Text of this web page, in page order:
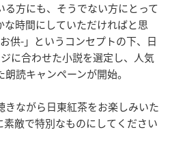
方にも、そうでない方にとって
時間にしていただければと思
供-」というコンセプトの下、日
に合わせた小説を選定し、人気
読キャンペーンが開始。
ながら日東紅茶をお楽しみいた
敵で特別なものにしてください